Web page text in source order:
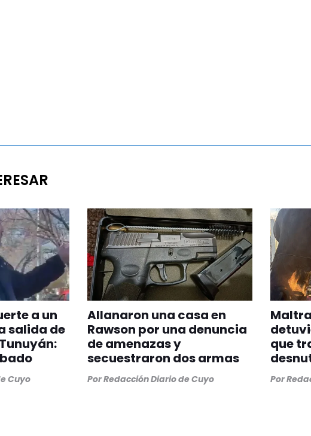
a un
salida de
Cuyo
Allanaron una casa en
Rawson por una denuncia
de amenazas y
secuestraron dos armas
PorRedacción Diario de Cuyo
que
Por